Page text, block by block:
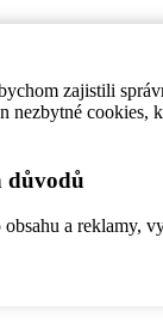
zajistili
nezbytné
důvodů
a reklamy,